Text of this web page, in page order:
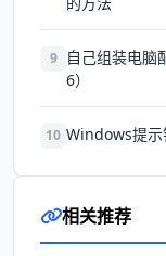
9
自己组装电脑
6）
10 Windows提示
相关推荐